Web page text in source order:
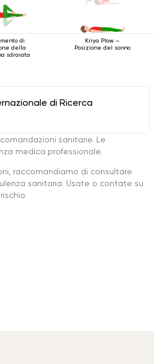
di
della
sdraiata
Kriya Plow –
Posizione del sonno
di Ricerca
sanitarie. Le
medica professionale.
raccomandiamo di consultare
sanitaria. Usate o contate su